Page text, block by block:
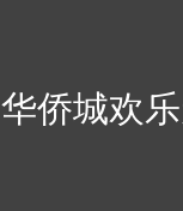
华侨城欢